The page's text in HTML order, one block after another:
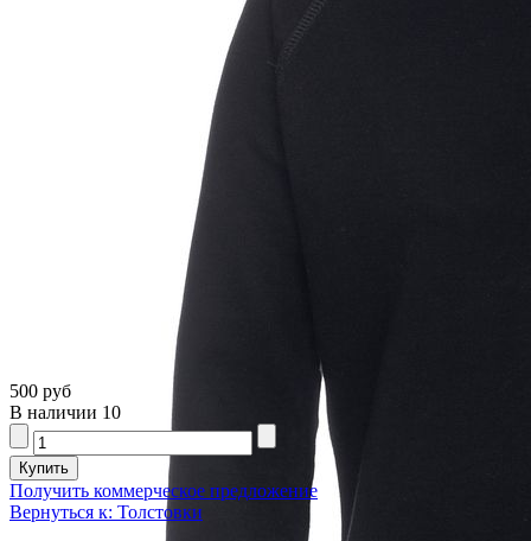
500 руб
В наличии 10
Получить коммерческое предложение
Вернуться к: Толстовки